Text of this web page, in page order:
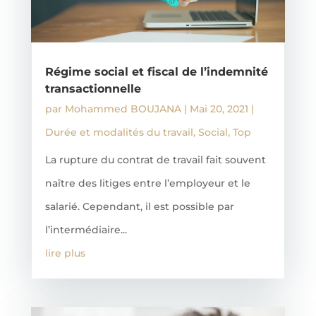
Régime social et fiscal de l’indemnité
transactionnelle
par Mohammed BOUJANA| Mai 20, 2021 |
Durée et modalités du travail, Social, Top
La rupture du contrat de travail fait souvent
naître des litiges entre l’employeur et le
salarié. Cependant, il est possible par
l’intermédiaire...
lire plus